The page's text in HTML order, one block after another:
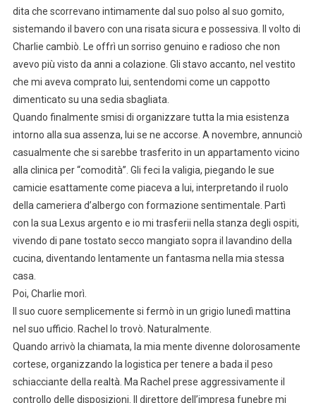
dita che scorrevano intimamente dal suo polso al suo gomito,
sistemando il bavero con una risata sicura e possessiva. Il volto di
Charlie cambiò. Le offrì un sorriso genuino e radioso che non
avevo più visto da anni a colazione. Gli stavo accanto, nel vestito
che mi aveva comprato lui, sentendomi come un cappotto
dimenticato su una sedia sbagliata.
Quando finalmente smisi di organizzare tutta la mia esistenza
intorno alla sua assenza, lui se ne accorse. A novembre, annunciò
casualmente che si sarebbe trasferito in un appartamento vicino
alla clinica per “comodità”. Gli feci la valigia, piegando le sue
camicie esattamente come piaceva a lui, interpretando il ruolo
della cameriera d’albergo con formazione sentimentale. Partì
con la sua Lexus argento e io mi trasferii nella stanza degli ospiti,
vivendo di pane tostato secco mangiato sopra il lavandino della
cucina, diventando lentamente un fantasma nella mia stessa
casa.
Poi, Charlie morì.
Il suo cuore semplicemente si fermò in un grigio lunedì mattina
nel suo ufficio. Rachel lo trovò. Naturalmente.
Quando arrivò la chiamata, la mia mente divenne dolorosamente
cortese, organizzando la logistica per tenere a bada il peso
schiacciante della realtà. Ma Rachel prese aggressivamente il
controllo delle disposizioni. Il direttore dell’impresa funebre mi